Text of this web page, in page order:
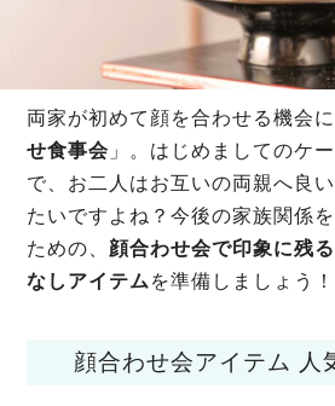
両家が初めて顔を合わせる機会に
せ食事会 」。はじめましてのケ
で、お二人はお互いの両親へ良
たいですよね？今後の家族関係
ための、 顔合わせ会で印象に残
なしアイテム を準備しましょう！
顔合わせ会アイテム 人